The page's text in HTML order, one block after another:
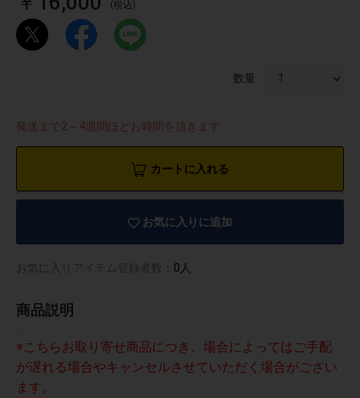
(税込)
数量
発送まで2～4週間ほどお時間を頂きます
カートに入れる
お気に入りに追加
お気に入りアイテム登録者数： 0人
商品説明
※こちらお取り寄せ商品につき、場合によってはご手配
が遅れる場合やキャンセルさせていただく場合がござい
ます。
ッズ